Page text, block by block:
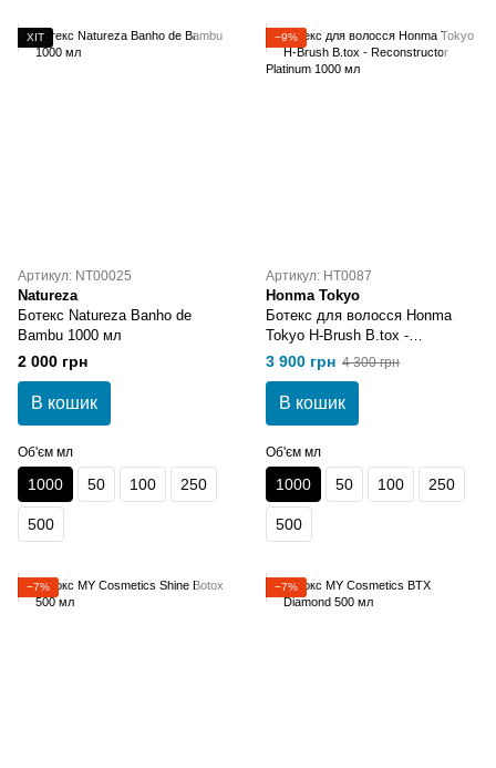
ХІТ
Артикул: NT00025
Natureza
Ботекс Natureza Banho de
Bambu 1000 мл
2 000 грн
В кошик
Об'єм мл
1000 50 100 250
500
−9%
Артикул: HT0087
Honma Tokyo
Ботекс для волосся Honma
Tokyo H-Brush B.tox -
Reconstructor Platinum 1000 мл
3 900 грн 4 300 грн
В кошик
Об'єм мл
1000 50 100 250
500
−7% −7%